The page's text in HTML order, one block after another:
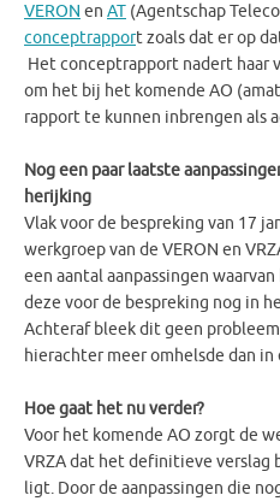
VERON en AT (Agentschap
conceptrapport zoals dat er op
Het conceptrapport nadert
om het bij het komende AO
rapport te kunnen inbrengen als
Nog een paar laatste
herijking
Vlak voor de bespreking van 17
werkgroep van de VERON en
een aantal aanpassingen
deze voor de bespreking nog in
Achteraf bleek dit geen
hierachter meer omhelsde dan
Hoe gaat het nu verder?
Voor het komende AO zorgt de
VRZA dat het definitieve verslag
ligt. Door de aanpassingen die